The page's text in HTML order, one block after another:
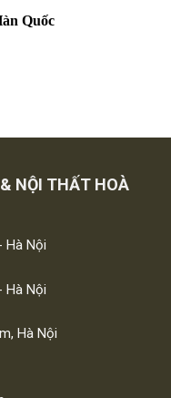
Quốc
NỘI THẤT HOÀ
Hà Nội
Hà Nội
Hà Nội